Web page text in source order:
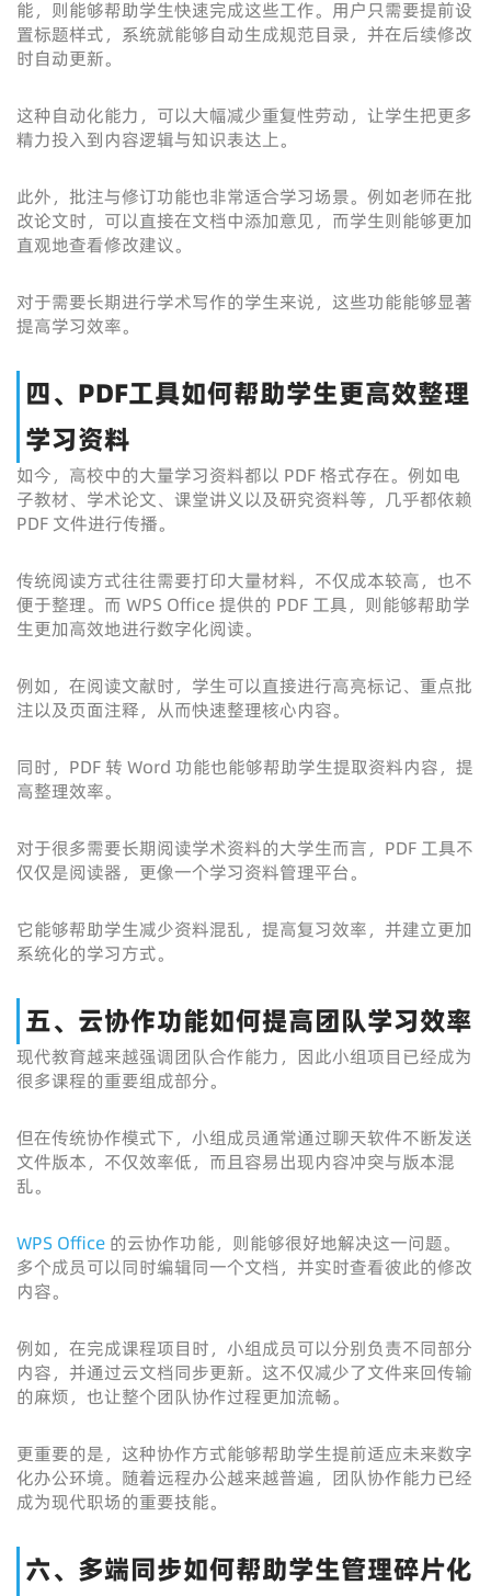
能，则能够帮助学生快速完成这些工作。用户只需要提前设
置标题样式，系统就能够自动生成规范目录，并在后续修改
时自动更新。
这种自动化能力，可以大幅减少重复性劳动，让学生把更多
精力投入到内容逻辑与知识表达上。
此外，批注与修订功能也非常适合学习场景。例如老师在批
改论文时，可以直接在文档中添加意见，而学生则能够更加
直观地查看修改建议。
对于需要长期进行学术写作的学生来说，这些功能能够显著
提高学习效率。
四、PDF工具如何帮助学生更高效整理
学习资料
如今，高校中的大量学习资料都以 PDF 格式存在。例如电
子教材、学术论文、课堂讲义以及研究资料等，几乎都依赖
PDF 文件进行传播。
传统阅读方式往往需要打印大量材料，不仅成本较高，也不
便于整理。而 WPS Office 提供的 PDF 工具，则能够帮助学
生更加高效地进行数字化阅读。
例如，在阅读文献时，学生可以直接进行高亮标记、重点批
注以及页面注释，从而快速整理核心内容。
同时，PDF 转 Word 功能也能够帮助学生提取资料内容，提
高整理效率。
对于很多需要长期阅读学术资料的大学生而言，PDF 工具不
仅仅是阅读器，更像一个学习资料管理平台。
它能够帮助学生减少资料混乱，提高复习效率，并建立更加
系统化的学习方式。
五、云协作功能如何提高团队学习效率
现代教育越来越强调团队合作能力，因此小组项目已经成为
很多课程的重要组成部分。
但在传统协作模式下，小组成员通常通过聊天软件不断发送
文件版本，不仅效率低，而且容易出现内容冲突与版本混
乱。
WPS Office 的云协作功能，则能够很好地解决这一问题。
多个成员可以同时编辑同一个文档，并实时查看彼此的修改
内容。
例如，在完成课程项目时，小组成员可以分别负责不同部分
内容，并通过云文档同步更新。这不仅减少了文件来回传输
的麻烦，也让整个团队协作过程更加流畅。
更重要的是，这种协作方式能够帮助学生提前适应未来数字
化办公环境。随着远程办公越来越普遍，团队协作能力已经
成为现代职场的重要技能。
六、多端同步如何帮助学生管理碎片化